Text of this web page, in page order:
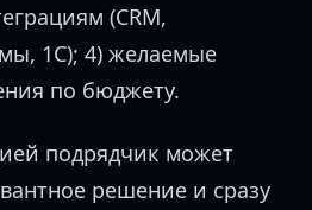
(CRM,
1С); 4) желаемые
по бюджету.
подрядчик может
решение и сразу